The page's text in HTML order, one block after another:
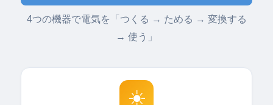
4つの機器で電気を「つくる → ためる → 変換する
→ 使う」
☀️